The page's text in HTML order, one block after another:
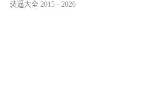
装逼大全 2015 - 2026